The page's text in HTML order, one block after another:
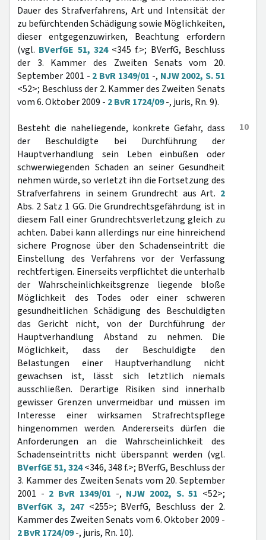
Dauer des Strafverfahrens, Art und Intensität der
zu befürchtenden Schädigung sowie Möglichkeiten,
dieser entgegenzuwirken, Beachtung erfordern
(vgl. BVerfGE 51, 324<345 f.>; BVerfG, Beschluss
der 3. Kammer des Zweiten Senats vom 20.
September 2001 - 2 BvR 1349/01 -, NJW 2002, S. 51
<52>; Beschluss der 2. Kammer des Zweiten Senats
vom 6. Oktober 2009 - 2 BvR 1724/09-, juris, Rn. 9).
10
Besteht die naheliegende, konkrete Gefahr, dass
der Beschuldigte bei Durchführung der
Hauptverhandlung sein Leben einbüßen oder
schwerwiegenden Schaden an seiner Gesundheit
nehmen würde, so verletzt ihn die Fortsetzung des
Strafverfahrens in seinem Grundrecht aus Art. 2
Abs. 2 Satz 1 GG. Die Grundrechtsgefährdung ist in
diesem Fall einer Grundrechtsverletzung gleich zu
achten. Dabei kann allerdings nur eine hinreichend
sichere Prognose über den Schadenseintritt die
Einstellung des Verfahrens vor der Verfassung
rechtfertigen. Einerseits verpflichtet die unterhalb
der Wahrscheinlichkeitsgrenze liegende bloße
Möglichkeit des Todes oder einer schweren
gesundheitlichen Schädigung des Beschuldigten
das Gericht nicht, von der Durchführung der
Hauptverhandlung Abstand zu nehmen. Die
Möglichkeit, dass der Beschuldigte den
Belastungen einer Hauptverhandlung nicht
gewachsen ist, lässt sich letztlich niemals
ausschließen. Derartige Risiken sind innerhalb
gewisser Grenzen unvermeidbar und müssen im
Interesse einer wirksamen Strafrechtspflege
hingenommen werden. Andererseits dürfen die
Anforderungen an die Wahrscheinlichkeit des
Schadenseintritts nicht überspannt werden (vgl.
BVerfGE 51, 324<346, 348 f.>; BVerfG, Beschluss der
3. Kammer des Zweiten Senats vom 20. September
2001 - 2 BvR 1349/01 -, NJW 2002, S. 51 <52>;
BVerfGK 3, 247<255>; BVerfG, Beschluss der 2.
Kammer des Zweiten Senats vom 6. Oktober 2009 -
2 BvR 1724/09-, juris, Rn. 10).